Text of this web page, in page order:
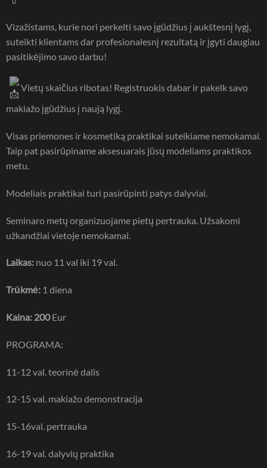
Vizažistams, kurie nori perkelti savo įgūdžius į aukštesnį lygį,
suteikti klientams dar profesionalesnį rezultatą ir įgyti daugiau
pasitikėjimo savo darbu!
Vietų skaičius ribotas! Registruokis dabar ir pakelk savo
makiažo įgūdžius į naują lygį.
Visas priemones ir kosmetiką praktikai suteikiame nemokamai.
Taip pat pasirūpiname aksesuarais jūsų modeliams praktikos
metu.
Modeliais praktikai turi pasirūpinti patys dalyviai.
Seminaro metų organizuojame pietų pertrauka. Užsakomi
užkandžiai vietoje nemokamai.
Laikas: nuo 11 val iki 19 val.
Trūkmė: 1 diena
Kaina: 200Eur
PROGRAMA:
11-12 val. teorinė dalis
12-15 val. makiažo demonstracija
15-16val. pertrauka
16-19 val. dalyvių praktika